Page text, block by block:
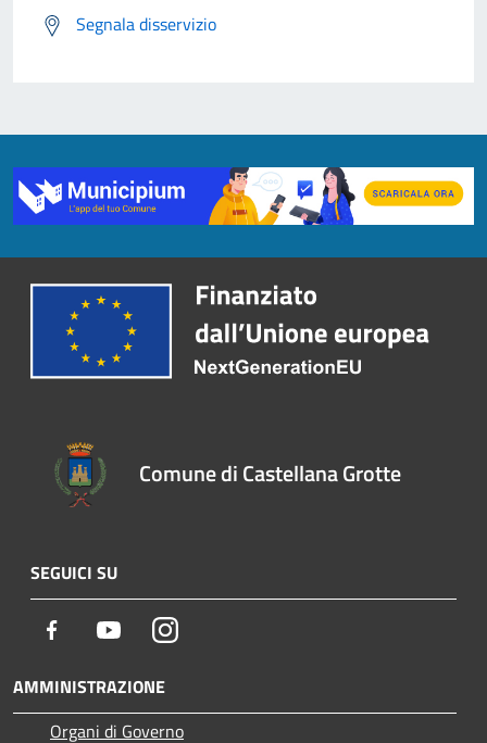
Segnala disservizio
Comune di Castellana Grotte
SEGUICI SU
Facebook YoutubeInstagram
AMMINISTRAZIONE
Organi di Governo